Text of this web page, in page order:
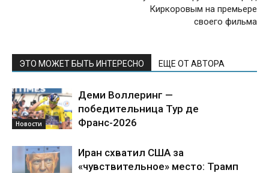
Киркоровым на премьере
своего фильма
ЭТО МОЖЕТ БЫТЬ ИНТЕРЕСНО ЕЩЕ ОТ АВТОРА
Новости
Деми Воллеринг —
победительница Тур де
Франс-2026
Иран схватил США за
«чувствительное» место: Трамп